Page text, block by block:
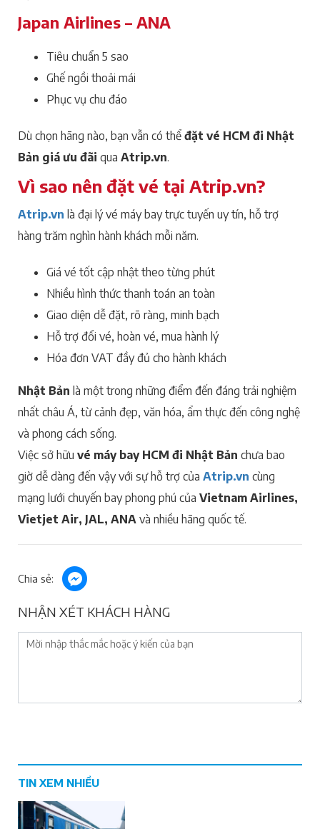
Japan Airlines – ANA
Tiêu chuẩn 5 sao
Ghế ngồi thoải mái
Phục vụ chu đáo
Dù chọn hãng nào, bạn vẫn có thể đặt vé HCM đi Nhật
Bản giá ưu đãi qua Atrip.vn.
Vì sao nên đặt vé tại Atrip.vn?
Atrip.vn là đại lý vé máy bay trực tuyến uy tín, hỗ trợ
hàng trăm nghìn hành khách mỗi năm.
Giá vé tốt cập nhật theo từng phút
Nhiều hình thức thanh toán an toàn
Giao diện dễ đặt, rõ ràng, minh bạch
Hỗ trợ đổi vé, hoàn vé, mua hành lý
Hóa đơn VAT đầy đủ cho hành khách
Nhật Bản là một trong những điểm đến đáng trải nghiệm
nhất châu Á, từ cảnh đẹp, văn hóa, ẩm thực đến công nghệ
và phong cách sống.
Việc sở hữu vé máy bay HCM đi Nhật Bản chưa bao
giờ dễ dàng đến vậy với sự hỗ trợ của Atrip.vn cùng
mạng lưới chuyến bay phong phú của Vietnam Airlines,
Vietjet Air, JAL, ANA và nhiều hãng quốc tế.
Chia sẻ:
NHẬN XÉT KHÁCH HÀNG
TIN XEM NHIỀU